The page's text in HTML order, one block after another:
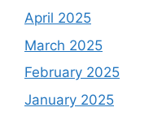
April 2025
March 2025
February 2025
January 2025